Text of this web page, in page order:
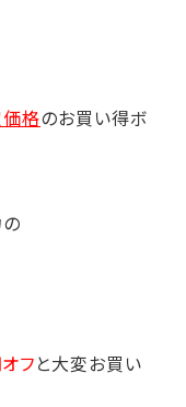
格のお買い得ボ
フと大変お買い